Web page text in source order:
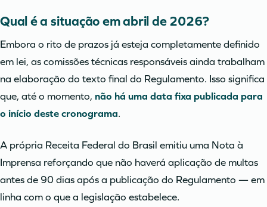
Qual é a situação em abril de 2026?
Embora o rito de prazos já esteja completamente definido
em lei, as comissões técnicas responsáveis ainda trabalham
na elaboração do texto final do Regulamento. Isso significa
que, até o momento, não há uma data fixa publicada para
o início deste cronograma.
A própria Receita Federal do Brasil emitiu uma Nota à
Imprensa reforçando que não haverá aplicação de multas
antes de 90 dias após a publicação do Regulamento — em
linha com o que a legislação estabelece.